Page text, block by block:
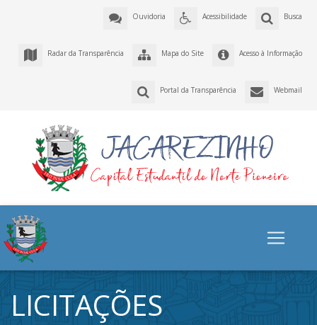
Busca
Acessibilidade
Ouvidoria
Acesso à Informação
Mapa do Site
Radar da Transparência
Webmail
Portal da Transparência
LICITAÇÕES